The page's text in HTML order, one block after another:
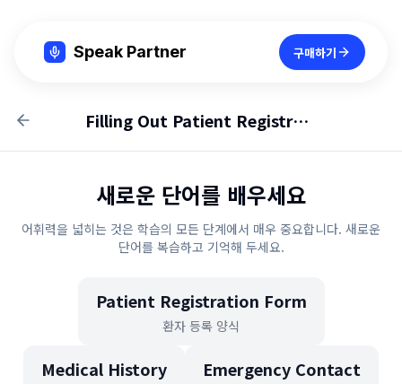
Speak Partner 구매하기
Filling Out Patient Registration Forms
새로운 단어를 배우세요
어휘력을 넓히는 것은 학습의 모든 단계에서 매우 중요합니다. 새로운
단어를 복습하고 기억해 두세요.
Patient Registration Form
환자 등록 양식
Medical History Emergency Contact